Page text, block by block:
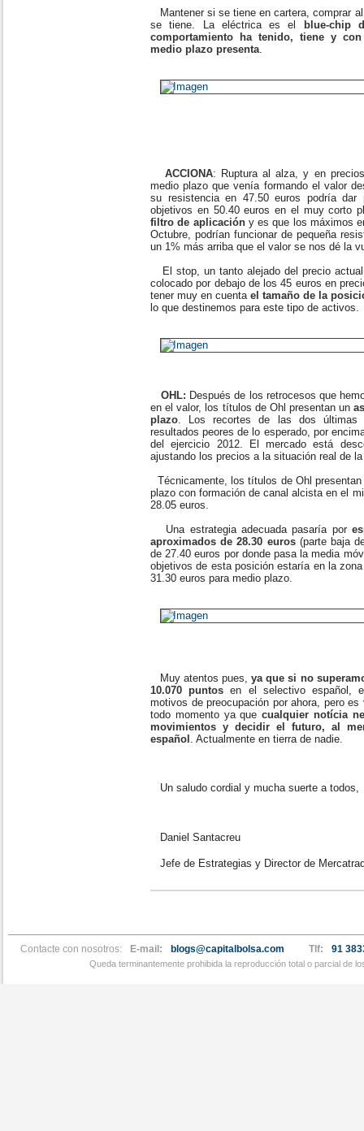
Mantener si se tiene en cartera, comprar
se tiene. La eléctrica es el
blue-chip
comportamiento ha tenido, tiene y
medio plazo presenta.
ACCIONA: Ruptura al alza, y en
medio plazo que venía formando el valor
su resistencia en 47.50 euros podría
objetivos en 50.40 euros en el muy corto
filtro de aplicacióny es que los máximos
Octubre, podrían funcionar de pequeña
un 1% más arriba que el valor se nos dé la
El stop, un tanto alejado del precio
colocado por debajo de los 45 euros en
tener muy en cuentael tamaño de la
lo que destinemos para este tipo de activos.
OHL: Después de los retrocesos que
en el valor, los títulos de Ohl presentan un
plazo. Los recortes de las dos últimas
resultados peores de lo esperado, por
del ejercicio 2012. El mercado está
ajustando los precios a la situación real de
Técnicamente, los títulos de Ohl
plazo con formación de canal alcista en el
28.05 euros.
Una estrategia adecuada pasaría por
aproximados de 28.30 euros(parte baja
de 27.40 euros por donde pasa la media
objetivos de esta posición estaría en la
31.30 euros para medio plazo.
Muy atentos pues,ya que si no
10.070 puntos en el selectivo español,
motivos de preocupación por ahora, pero
todo momento ya quecualquier notícia
movimientos y decidir el futuro, al
español . Actualmente en tierra de nadie.
Un saludo cordial y mucha suerte a todos,
Daniel Santacreu
Jefe de Estrategias y Director de
Contacte con nosotros: E-mail: blogs@capitalbolsa.com Tlf: 91
Queda terminantemente prohibida la reproducción total o parcial de